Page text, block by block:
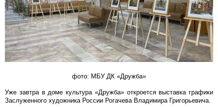
фото: МБУ ДК «Дружба»
Уже завтра в доме культура «Дружба» откроется выставка графики
Заслуженного художника России Рогачева Владимира Григорьевича.